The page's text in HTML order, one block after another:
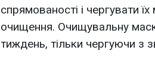
спрямованості і чергувати
очищення. Очищувальну
тиждень, тільки чергуючи з